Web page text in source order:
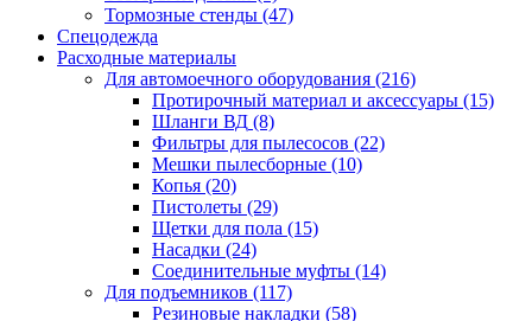
Тормозные стенды (47)
Спецодежда
Расходные материалы
Для автомоечного оборудования (216)
Протирочный материал и аксессуары (15)
Шланги ВД (8)
Фильтры для пылесосов (22)
Мешки пылесборные (10)
Копья (20)
Пистолеты (29)
Щетки для пола (15)
Насадки (24)
Соединительные муфты (14)
Для подъемников (117)
Резиновые накладки (58)